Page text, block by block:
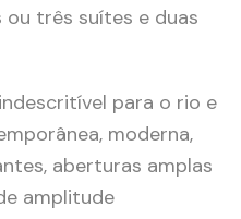
três suítes e duas
para o rio e
moderna,
aberturas amplas
amplitude